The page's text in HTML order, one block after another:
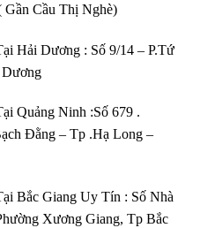
Cầu Thị Nghè)
Hải Dương : Số 9/14 – P.Tứ
Quảng Ninh :Số 679 .
Đằng – Tp .Hạ Long –
Bắc Giang Uy Tín : Số Nhà
Xương Giang, Tp Bắc